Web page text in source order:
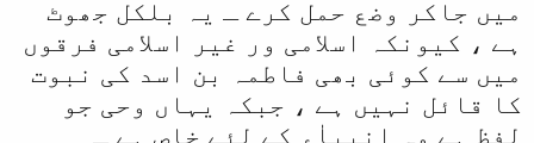
میں جاکر وضع حمل کرے ـ یہ بلکل جھوٹ
ہے ، کیونکہ اسلامی ور غیر اسلامی فرقوں
میں سے کوئی بھی فاطمہ بن اسد کی نبوت
کا قائل نہیں ہے ، جبکہ یہاں وحی جو
لفظ ہے وہ انبیاٰء کے لئے خاص ہے ـ